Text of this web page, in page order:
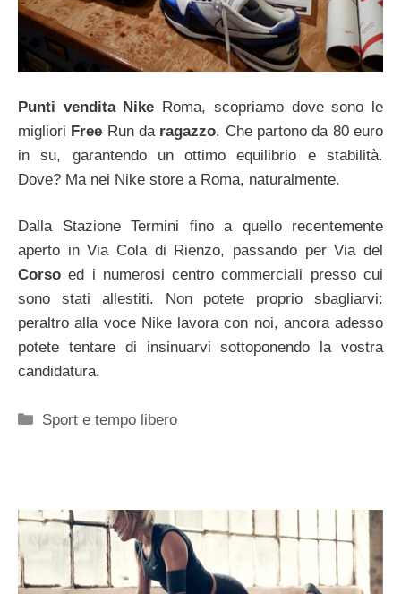
Punti vendita Nike Roma, scopriamo dove sono le
migliori Free Run da ragazzo. Che partono da 80 euro
in su, garantendo un ottimo equilibrio e stabilità.
Dove? Ma nei Nike store a Roma, naturalmente.
Dalla Stazione Termini fino a quello recentemente
aperto in Via Cola di Rienzo, passando per Via del
Corso ed i numerosi centro commerciali presso cui
sono stati allestiti. Non potete proprio sbagliarvi:
peraltro alla voce Nike lavora con noi, ancora adesso
potete tentare di insinuarvi sottoponendo la vostra
candidatura.
Categorie
Sport e tempo libero